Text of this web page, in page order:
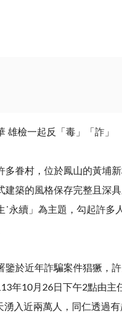
雄檢一起反「毒」「詐」
眷村，位於鳳山的黃埔新
建築的風格保存完整且深
˙永續」為主題，勾起許多
於近年詐騙案件猖獗，許
年10月26日下午2點由主
入近兩萬人，同仁透過